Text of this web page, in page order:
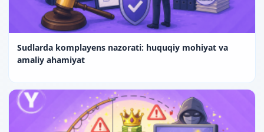
Sudlarda komplayens nazorati: huquqiy mohiyat va
amaliy ahamiyat